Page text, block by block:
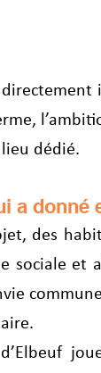
dédié.
a
des
sociale et